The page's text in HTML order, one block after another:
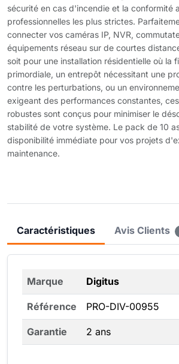
sécurité en cas d'incendie et la conformité
professionnelles les plus strictes.
connecter vos caméras IP, NVR,
équipements réseau sur de courtes
soit pour une installation résidentielle où la
primordiale, un entrepôt nécessitant une
contre les perturbations, ou un
exigeant des performances constantes,
robustes sont conçus pour minimiser le
stabilité de votre système. Le pack de 10
disponibilité immédiate pour vos projets
maintenance.
Caractéristiques Avis Clients
Marque Digitus
Référence PRO-DIV-00955
Garantie 2 ans